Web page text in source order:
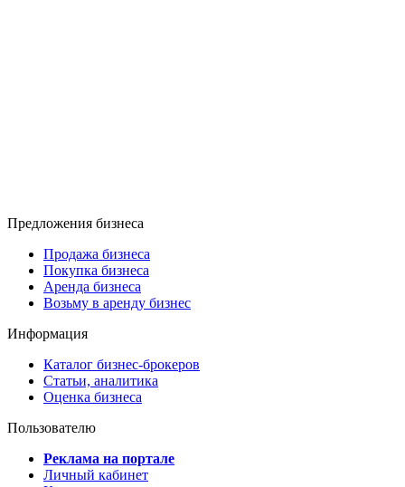
Предложения бизнеса
Продажа бизнеса
Покупка бизнеса
Аренда бизнеса
Возьму в аренду бизнес
Информация
Каталог бизнес-брокеров
Статьи, аналитика
Оценка бизнеса
Пользователю
Реклама на портале
Личный кабинет